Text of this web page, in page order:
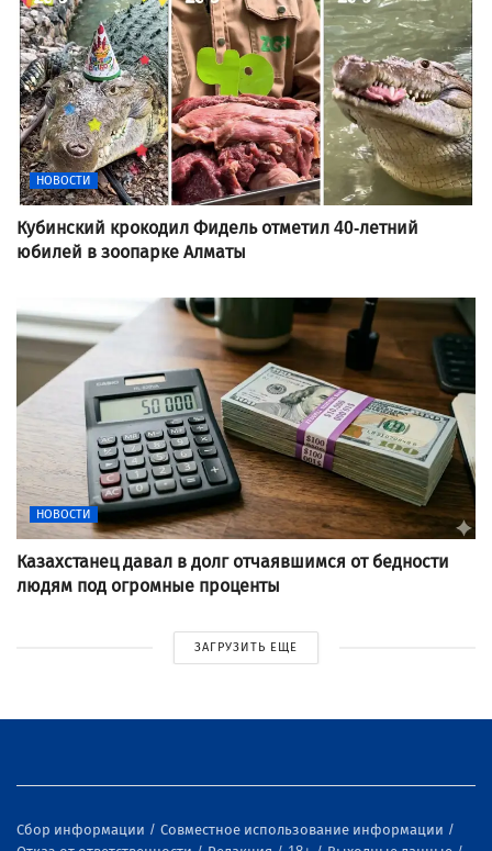
НОВОСТИ
Кубинский крокодил Фидель отметил 40-летний
юбилей в зоопарке Алматы
НОВОСТИ
Казахстанец давал в долг отчаявшимся от бедности
людям под огромные проценты
ЗАГРУЗИТЬ ЕЩЕ
Сбор информации
Совместное использование информации